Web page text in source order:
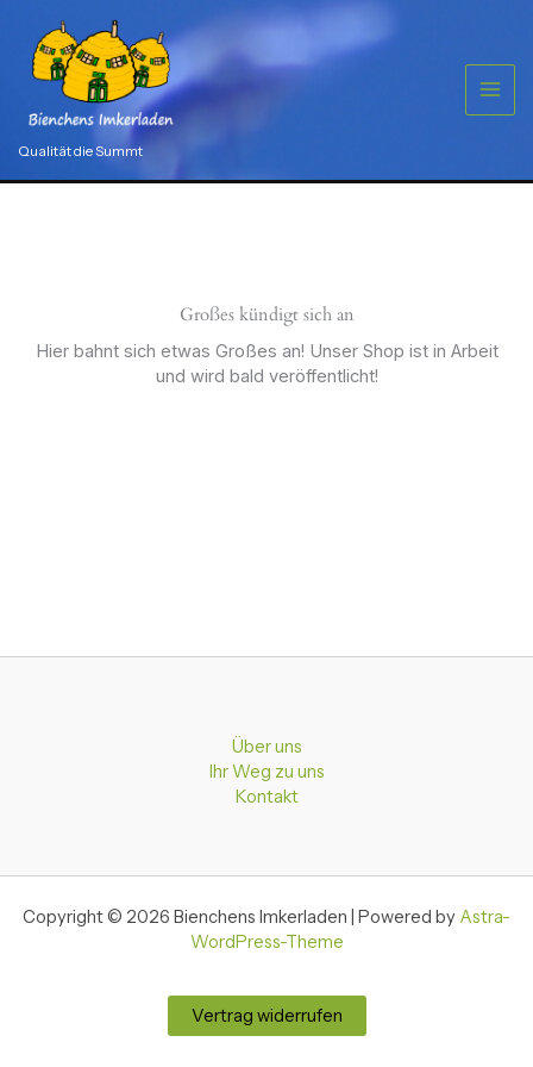
Inhalt
springen
Qualität die Summt
Großes kündigt sich an
Hier bahnt sich etwas Großes an! Unser Shop ist in Arbeit
und wird bald veröffentlicht!
Über uns
Ihr Weg zu uns
Kontakt
Copyright © 2026 Bienchens Imkerladen | Powered by Astra-
WordPress-Theme
Vertrag widerrufen
St
Menge